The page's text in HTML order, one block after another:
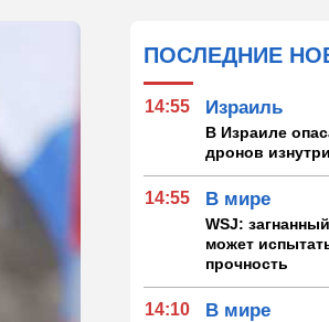
ПОСЛЕДНИЕ
14:55 Израиль
В Израиле
дронов
14:55 В мире
WSJ:
может
прочность
14:10 В мире